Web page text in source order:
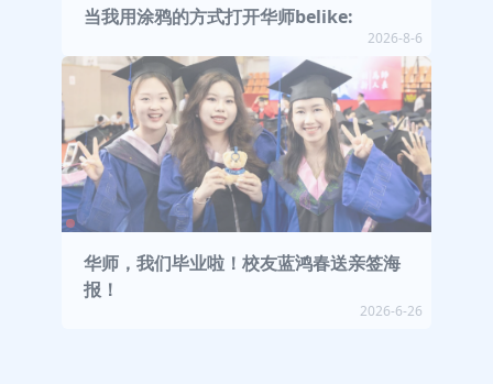
当我用涂鸦的方式打开华师belike:
2026-8-6
华师，我们毕业啦！校友蓝鸿春送亲签海
报！
2026-6-26